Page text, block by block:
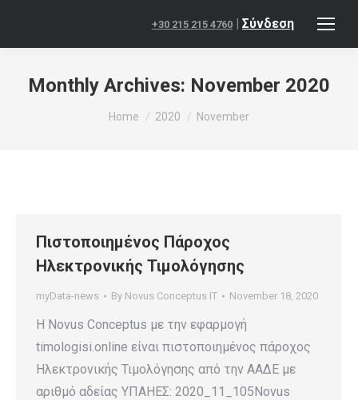
+30 215 215 4760 | Σύνδεση
Monthly Archives: November 2020
You are here:
Home 2020 November
Πιστοποιημένος Πάροχος
Ηλεκτρονικής Τιμολόγησης
myData-news By Novus Conceptus IT November 18, 2020
H Novus Conceptus με την εφαρμογή
timologisi.online είναι πιστοποιημένος πάροχος
Ηλεκτρονικής Τιμολόγησης από την ΑΑΔΕ με
αριθμό αδείας ΥΠΑΗΕΣ: 2020_11_105Novus